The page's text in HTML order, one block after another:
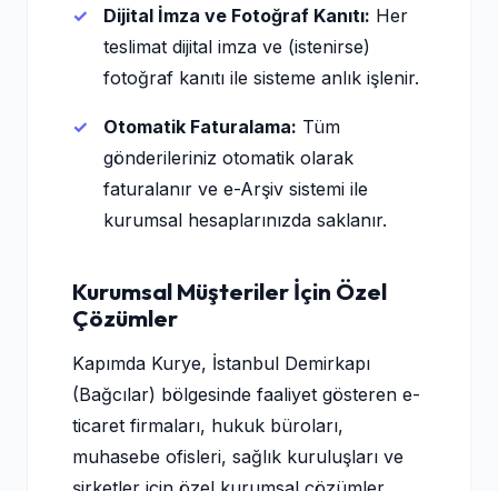
Dijital İmza ve Fotoğraf Kanıtı: Her
teslimat dijital imza ve (istenirse)
fotoğraf kanıtı ile sisteme anlık işlenir.
Otomatik Faturalama: Tüm
gönderileriniz otomatik olarak
faturalanır ve e-Arşiv sistemi ile
kurumsal hesaplarınızda saklanır.
Kurumsal Müşteriler İçin Özel
Çözümler
Kapımda Kurye, İstanbul Demirkapı
(Bağcılar) bölgesinde faaliyet gösteren e-
ticaret firmaları, hukuk büroları,
muhasebe ofisleri, sağlık kuruluşları ve